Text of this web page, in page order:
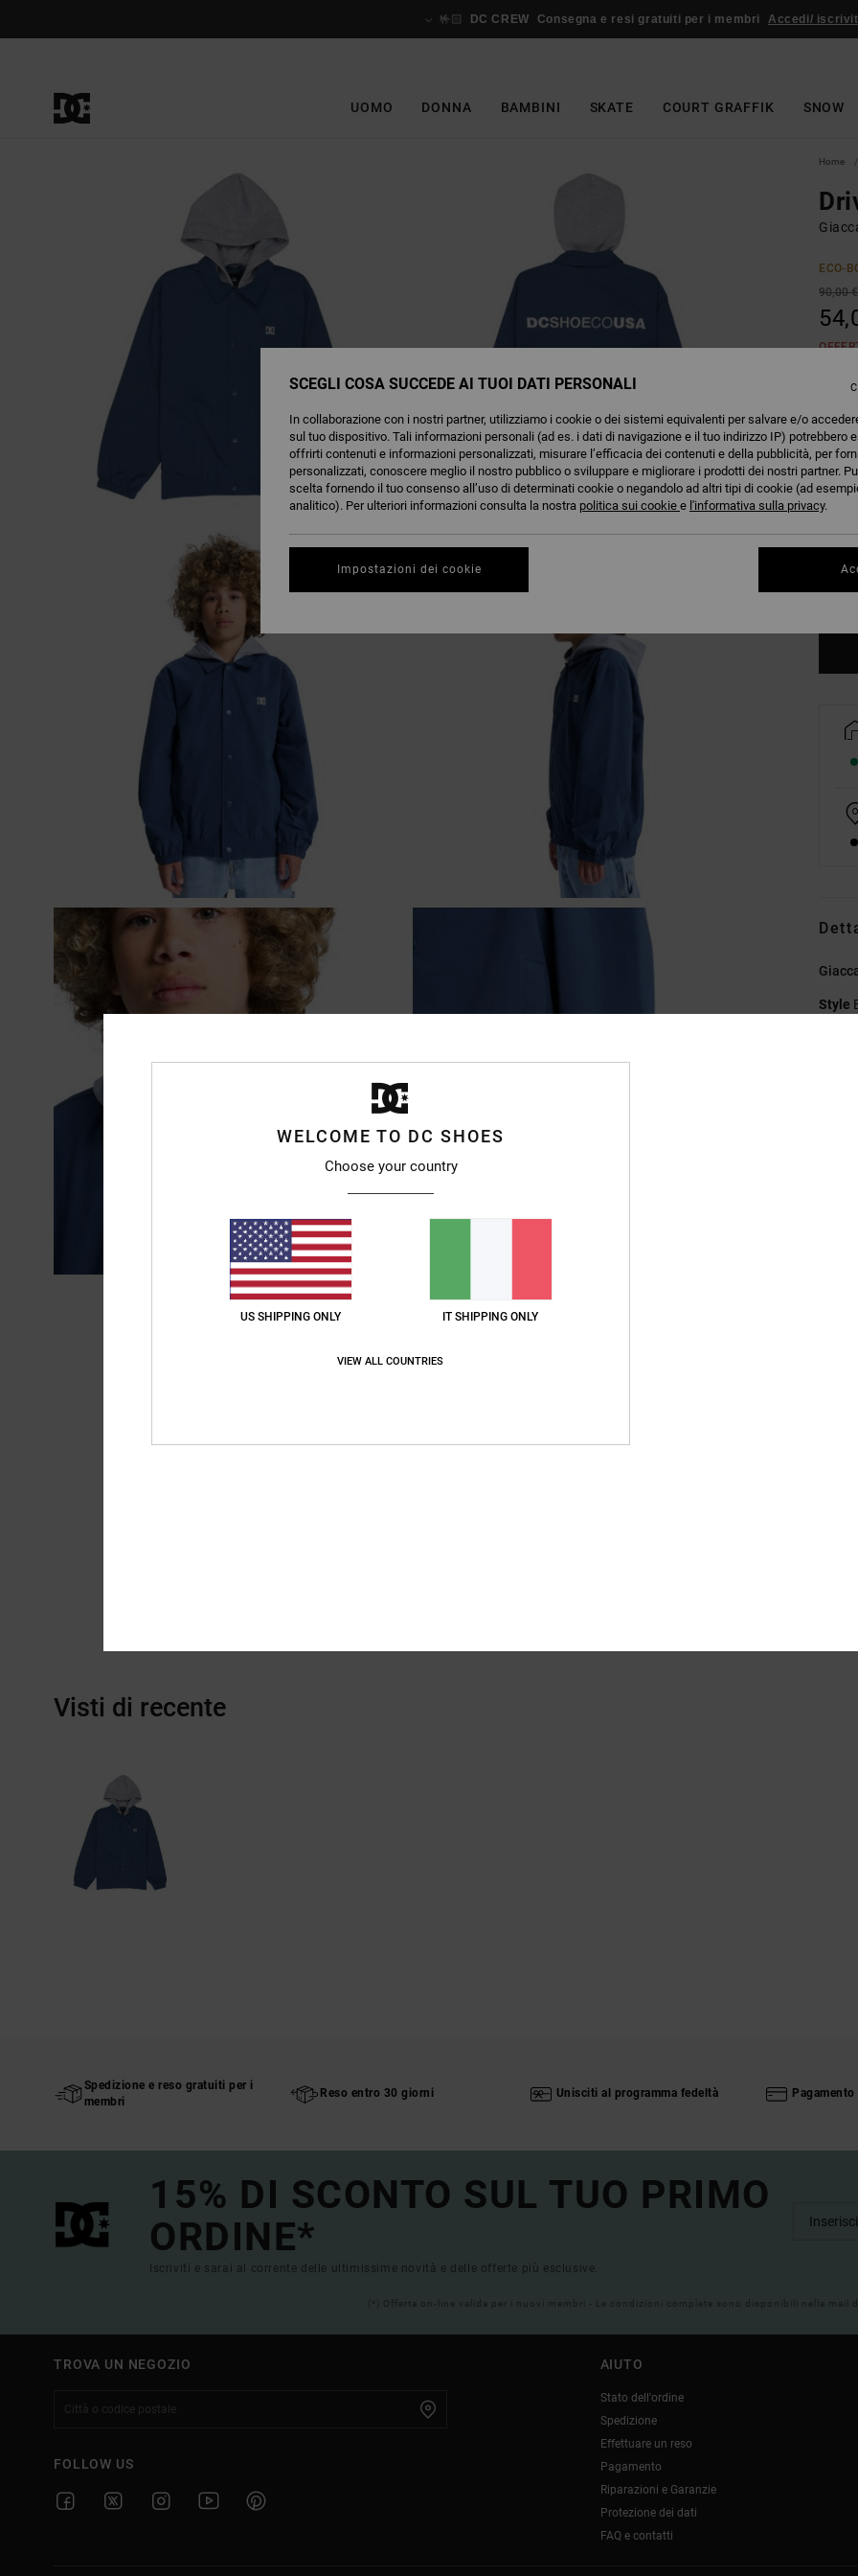
🤟🏻 DC CREW Consegna e resi gratuiti per i membri Accedi/
UOMO DONNA BAMBINI SKATE COURT GRAFFIK SNOW
Home
ECO-
90,00 €
8/
Style
Visti di recente
Spedizione e reso gratuiti per i
membri
Reso entro 30 giorni Unisciti al programma fedeltà
15% DI SCONTO SUL TUO PRIMO
ORDINE*
Iscriviti e sarai al corrente delle ultimissime novità e delle offerte più esclusive.
(*) Offerta on-line valida per i nuovi membri - Le condizioni complete sono disponibili nella mail
TROVA UN NEGOZIO
FOLLOW US
AIUTO
Stato dell'ordine
Spedizione
Effettuare un reso
Pagamento
Riparazioni e Garanzie
Protezione dei dati
FAQ e contatti
WELCOME TO DC SHOES
Choose your country
US SHIPPING ONLY IT SHIPPING ONLY
VIEW ALL COUNTRIES
SCEGLI COSA SUCCEDE AI TUOI DATI PERSONALI
In collaborazione con i nostri partner, utilizziamo i cookie o dei sistemi equivalenti per salvare e/o
sul tuo dispositivo. Tali informazioni personali (ad es. i dati di navigazione e il tuo indirizzo IP) potrebbero
offrirti contenuti e informazioni personalizzati, misurare l’efficacia dei contenuti e della pubblicità, per
personalizzati, conoscere meglio il nostro pubblico o sviluppare e migliorare i prodotti dei nostri partner.
scelta fornendo il tuo consenso all’uso di determinati cookie o negandolo ad altri tipi di cookie (ad
analitico). Per ulteriori informazioni consulta la nostra politica sui cookie e l'informativa sulla privacy.
Impostazioni dei cookie